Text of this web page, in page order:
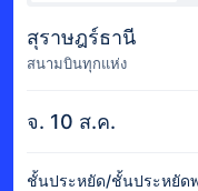
สุราษฎร์ธานี
สนามบินทุกแห่ง
จ. 10 ส.ค.
ชั้นประหยัด/ชั้นประหยัด